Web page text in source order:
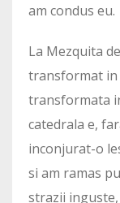
am condus eu.
La Mezquita
transformat in
transformata
catedrala e,
inconjurat-o
si am ramas
strazii